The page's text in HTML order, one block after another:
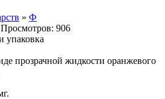
» Ф
906
упаковка
прозрачной жидкости оранжевого